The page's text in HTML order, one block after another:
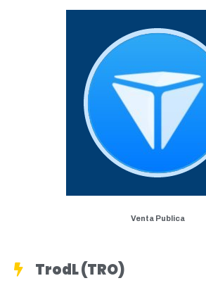
Venta Publica
TrodL (TRO)